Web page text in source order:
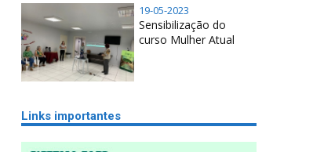
19-05-2023
Sensibilização do
curso Mulher Atual
Links importantes